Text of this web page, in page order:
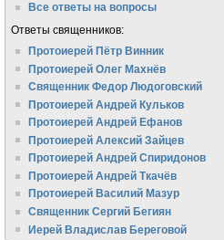
Все ответы на вопросы
Ответы священников:
Протоиерей Пётр Винник
Протоиерей Олег Махнёв
Священник Федор Людоговский
Протоиерей Андрей Кульков
Протоиерей Андрей Ефанов
Протоиерей Алексий Зайцев
Протоиерей Андрей Спиридонов
Протоиерей Андрей Ткачёв
Протоиерей Василий Мазур
Священник Сергий Бегиян
Иерей Владислав Береговой